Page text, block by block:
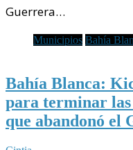
Guerrera…
Municipios Bahía
Bahía Blanca:
para terminar
que abandonó el